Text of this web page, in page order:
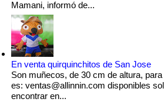
Mamani, informó de...
En venta quirquinchitos de San Jose
Son muñecos, de 30 cm de altura,
es: ventas@allinnin.com disponibles
encontrar en...